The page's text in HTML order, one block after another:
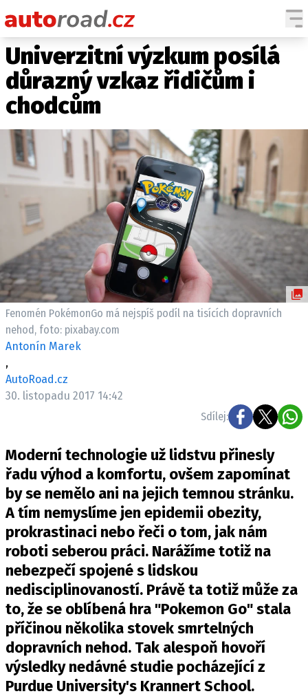
AUTA
TESTY AUT
SPY
HISTORIE
ZAJÍMAVOSTI
TECHNIKA
EKONOMIKA
ČESKÝ TRH
TUNING
PROFI
ELEKTRO
TRH S ELEKTROMOBILY
OSTATNÍ
TISKOVKY
ROZHOVORY
DAKAR
Z DOMOVA
ZE SVĚTA
MOTORSPORT
PIT LANE
ČEŠI V AKCI
FIA CEZ & POHÁRY
MEZINÁRODNÍ SCÉNA
Univerzitní výzkum posílá
důrazný vzkaz řidičům i
chodcům
Fenomén PokémonGo má nejspíš podíl na tisících dopravních
nehod, foto: pixabay.com
Antonín Marek
,
AutoRoad.cz
30. listopadu 2017 14:42
Sdílej:
Moderní technologie už lidstvu přinesly
řadu výhod a komfortu, ovšem zapomínat
by se nemělo ani na jejich temnou stránku.
A tím nemyslíme jen epidemii obezity,
prokrastinaci nebo řeči o tom, jak nám
roboti seberou práci. Narážíme totiž na
nebezpečí spojené s lidskou
nedisciplinovaností. Právě ta totiž může za
to, že se oblíbená hra "Pokemon Go" stala
příčinou několika stovek smrtelných
dopravních nehod. Tak alespoň hovoří
výsledky nedávné studie pocházející z
Purdue University's Krannert School.